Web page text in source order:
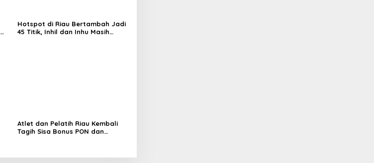
Hotspot di Riau Bertambah Jadi
45 Titik, Inhil dan Inhu Masih
Atlet dan Pelatih Riau Kembali
Tagih Sisa Bonus PON dan